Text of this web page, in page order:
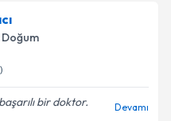
randevu almanız
e-posta ile
Doğum
bir doktor.
Devamı